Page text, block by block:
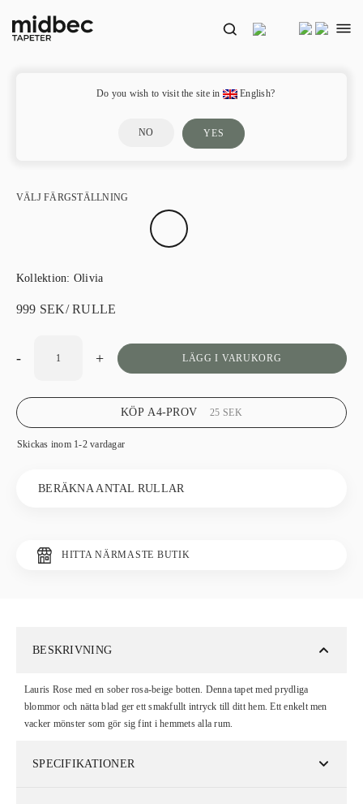
Lauris Rose – OLI402
Kollektion: Olivia
VÄLJ FÄRGSTÄLLNING
999 SEK/ RULLE
- + LÄGG I VARUKORG
Skickas inom 1-2 vardagar
BERÄKNA ANTAL RULLAR
KÖP A4-PROV 25 SEK
HITTA NÄRMASTE BUTIK
BESKRIVNING
Lauris Rose med en sober rosa-beige botten. Denna tapet med prydliga
blommor och nätta blad ger ett smakfullt intryck till ditt hem. Ett enkelt men
vacker mönster som gör sig fint i hemmets alla rum.
SPECIFIKATIONER
Do you wish to visit the site in English?
NO YES